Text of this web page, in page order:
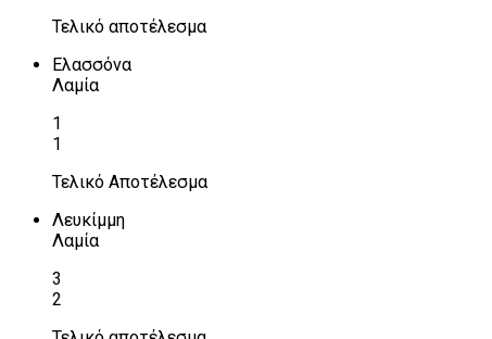
Τελικό αποτέλεσμα
Ελασσόνα
Λαμία
1
1
Τελικό Αποτέλεσμα
Λευκίμμη
Λαμία
3
2